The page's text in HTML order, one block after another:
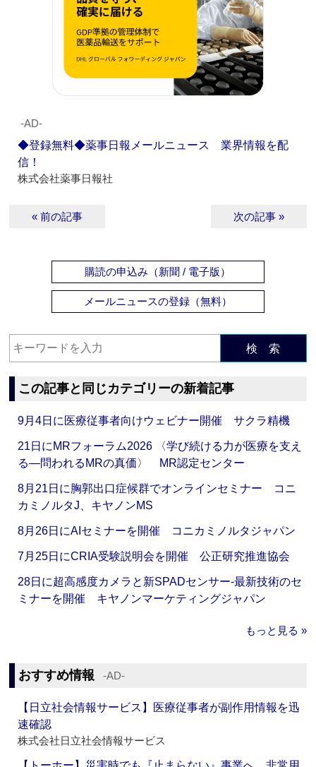
‐AD‐
◆登録無料◆薬事日報メールニュース 業界情報を配
信！
株式会社薬事日報社
« 前の記事 次の記事 »
購読の申込み（新聞 / 電子版）
メールニュースの登録（無料）
検 索
この記事と同じカテゴリーの新着記事
9月4日に医療従事者向けウェビナー開催 サクラ精機
21日にMRフォーラム2026 〈学び続ける力が医療を支え
る―問われるMRの真価〉 MR認定センター
8月21日に胸郭出口症候群でオンラインセミナー コニ
カミノルタJ、キヤノンMS
8月26日にAIセミナーを開催 コニカミノルタジャパン
7月25日にCRIA受験説明会を開催 公正研究推進協会
28日に超高感度カメラと新SPADセンサー‐最新技術のセ
ミナーを開催 キヤノンマーケティングジャパン
もっと見る »
おすすめ情報 ‐AD‐
【日立社会情報サービス】医療従事者が副作用情報を迅
速確認
株式会社日立社会情報サービス